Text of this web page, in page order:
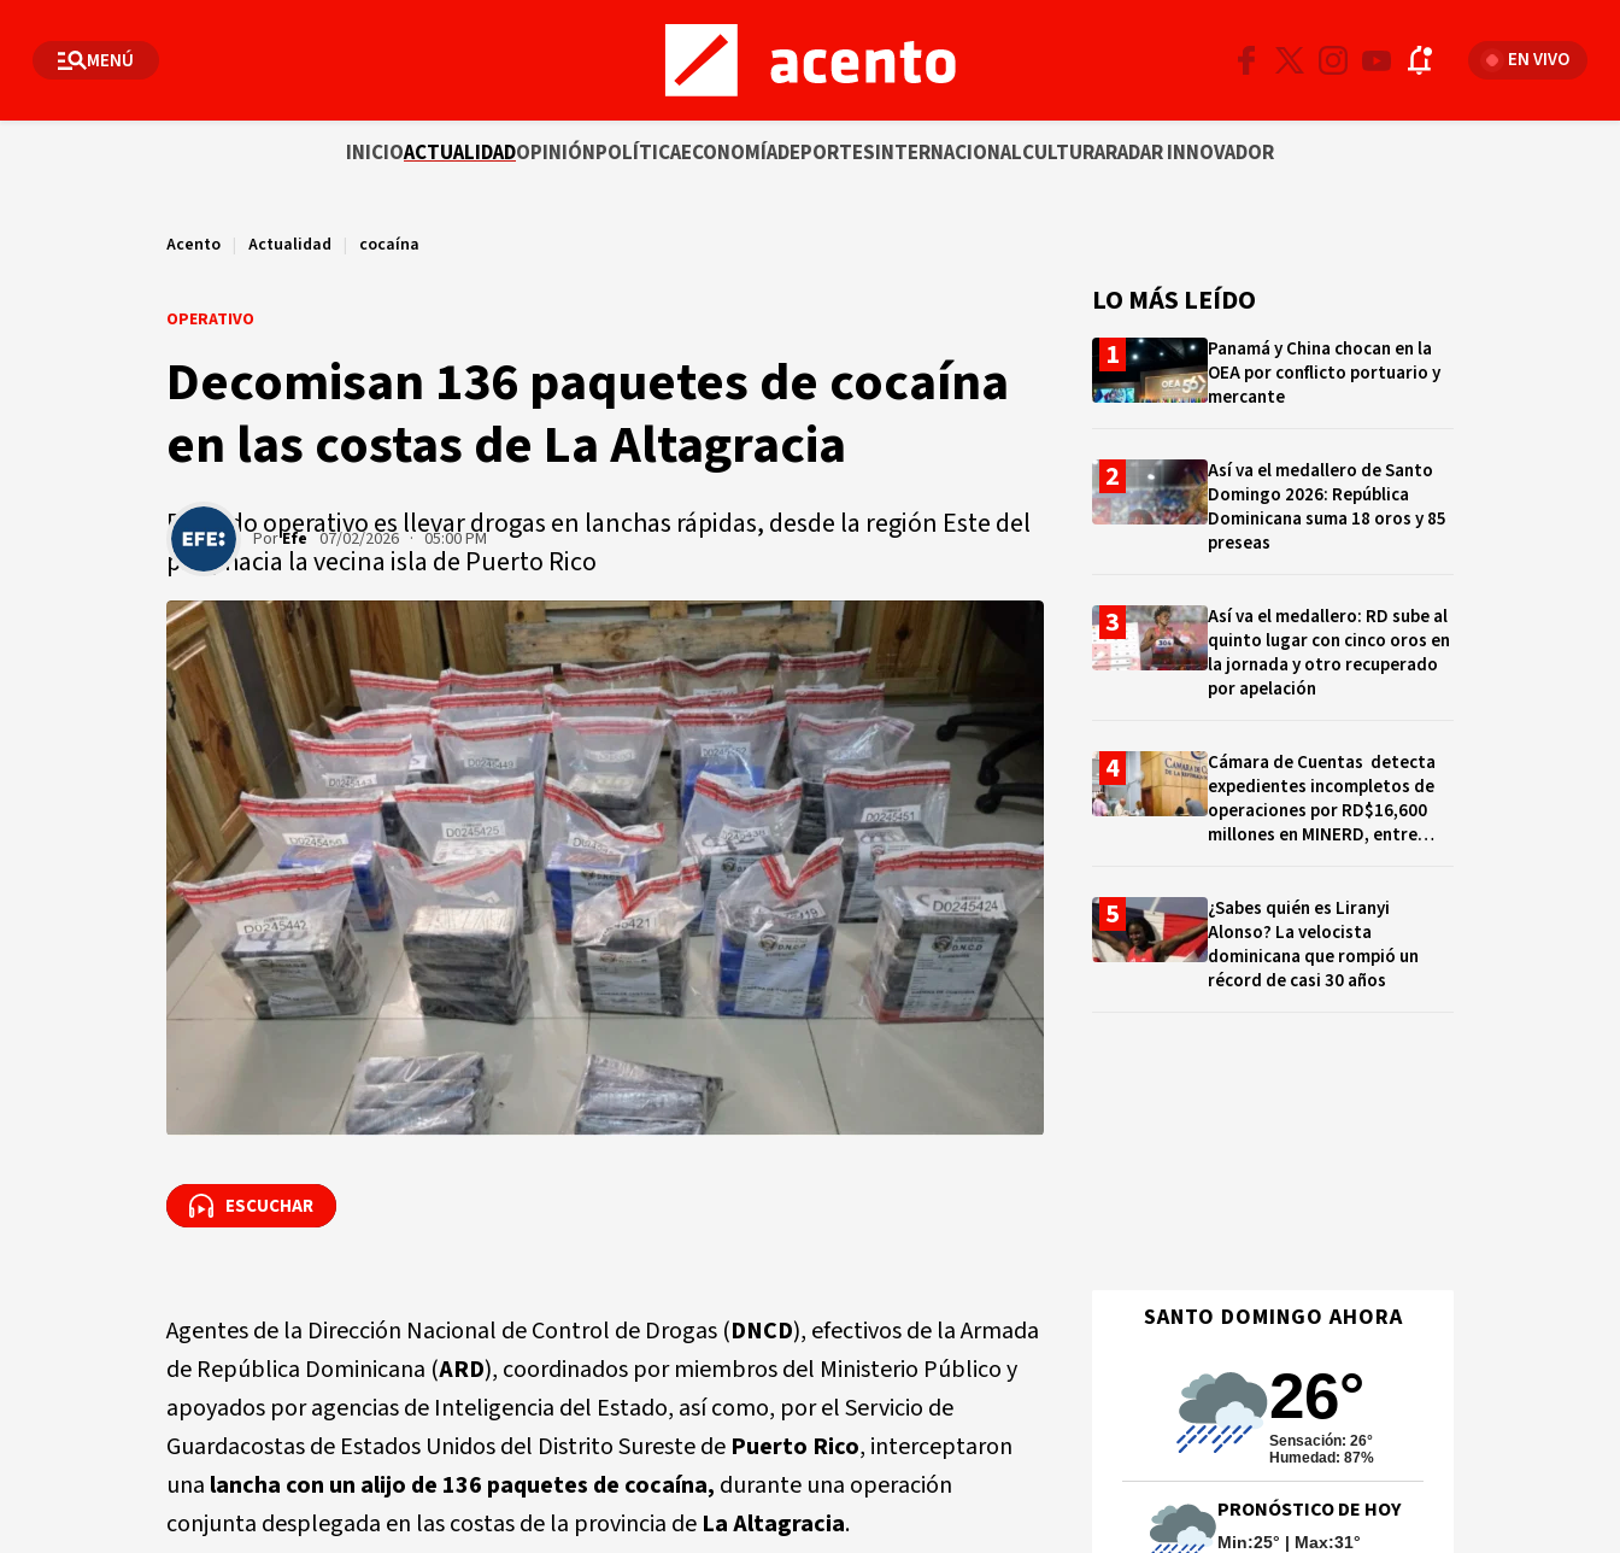
MENÚ EN VIVO
INICIOACTUALIDADOPINIÓNPOLÍTICAECONOMÍADEPORTESINTERNACIONALCULTURARADAR INNOVADOR
Acento | Actualidad | cocaína
OPERATIVO
Decomisan 136 paquetes de cocaína
en las costas de La Altagracia
El modo operativo es llevar drogas en lanchas rápidas, desde la región Este del
país, hacia la vecina isla de Puerto Rico
PorEfe 07/02/2026 · 05:00 PM
ESCUCHAR
ESCUCHAR
Agentes de la Dirección Nacional de Control de Drogas (DNCD), efectivos de la Armada
de República Dominicana (ARD), coordinados por miembros del Ministerio Público y
apoyados por agencias de Inteligencia del Estado, así como, por el Servicio de
Guardacostas de Estados Unidos del Distrito Sureste de Puerto Rico, interceptaron
una lancha con un alijo de 136 paquetes de cocaína, durante una operación
conjunta desplegada en las costas de la provincia de La Altagracia.
LO MÁS LEÍDO
Panamá y China chocan en la
OEA por conflicto portuario y
mercante
Así va el medallero de Santo
Domingo 2026: República
Dominicana suma 18 oros y 85
preseas
Así va el medallero: RD sube al
quinto lugar con cinco oros en
la jornada y otro recuperado
por apelación
Cámara de Cuentas detecta
expedientes incompletos de
operaciones por RD$16,600
millones en MINERD, entre
¿Sabes quién es Liranyi
Alonso? La velocista
dominicana que rompió un
récord de casi 30 años
SANTO DOMINGO AHORA
26°
Sensación: 26°
Humedad: 87%
PRONÓSTICO DE HOY
Min:25° | Max:31°